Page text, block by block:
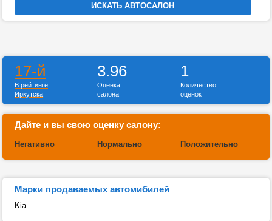
17-й
В рейтинге
Иркутска
3.96
Оценка
салона
1
Количество
оценок
Дайте и вы свою оценку салону:
Негативно Нормально Положительно
Марки продаваемых автомибилей
Kia